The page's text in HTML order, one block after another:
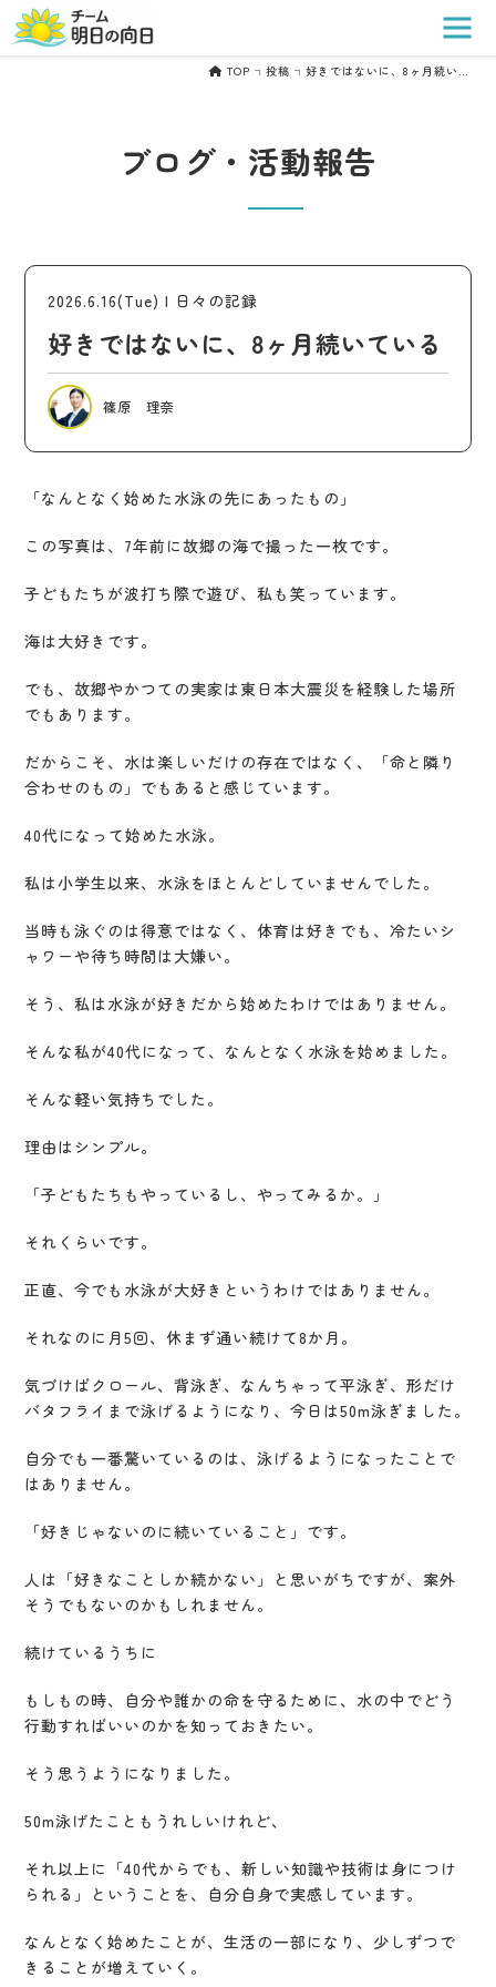
TOP 投稿 好きではないに、8ヶ月続いている
ブログ・活動報告
2026.6.16(Tue) | 日々の記録
好きではないに、8ヶ月続いている
篠原 理奈
「なんとなく始めた水泳の先にあったもの」
この写真は、7年前に故郷の海で撮った一枚です。
子どもたちが波打ち際で遊び、私も笑っています。
海は大好きです。
でも、故郷やかつての実家は東日本大震災を経験した場所
でもあります。
だからこそ、水は楽しいだけの存在ではなく、「命と隣り
合わせのもの」でもあると感じています。
40代になって始めた水泳。
私は小学生以来、水泳をほとんどしていませんでした。
当時も泳ぐのは得意ではなく、体育は好きでも、冷たいシ
ャワーや待ち時間は大嫌い。
そう、私は水泳が好きだから始めたわけではありません。
そんな私が40代になって、なんとなく水泳を始めました。
そんな軽い気持ちでした。
理由はシンプル。
「子どもたちもやっているし、やってみるか。」
それくらいです。
正直、今でも水泳が大好きというわけではありません。
それなのに月5回、休まず通い続けて8か月。
気づけばクロール、背泳ぎ、なんちゃって平泳ぎ、形だけ
バタフライまで泳げるようになり、今日は50m泳ぎました。
自分でも一番驚いているのは、泳げるようになったことで
はありません。
「好きじゃないのに続いていること」です。
人は「好きなことしか続かない」と思いがちですが、案外
そうでもないのかもしれません。
続けているうちに
もしもの時、自分や誰かの命を守るために、水の中でどう
行動すればいいのかを知っておきたい。
そう思うようになりました。
50m泳げたこともうれしいけれど、
それ以上に「40代からでも、新しい知識や技術は身につけ
られる」ということを、自分自身で実感しています。
なんとなく始めたことが、生活の一部になり、少しずつで
きることが増えていく。